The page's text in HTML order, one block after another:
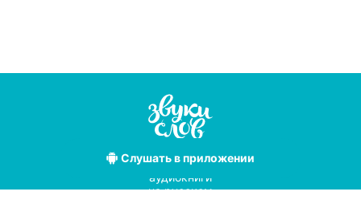
Слушатьв приложении
Лучшие
аудиокниги
на русском